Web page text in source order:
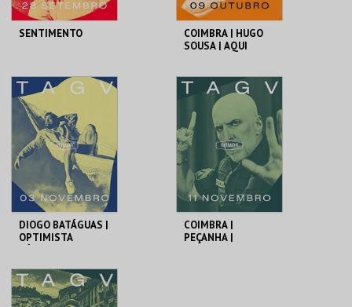
SENTIMENTO
TAGV
MAIS INFO
COMPRAR
COIMBRA | HUGO
SOUSA | AQUI
TAGV
MAIS INFO
COMPRAR
DIOGO BATÁGUAS |
OPTIMISTA
TAGV
COIMBRA |
PEÇANHA |